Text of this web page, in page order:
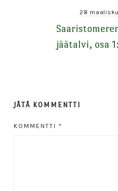
28
jäätalvi, osa
JÄTÄ KOMMENTTI
KOMMENTTI *